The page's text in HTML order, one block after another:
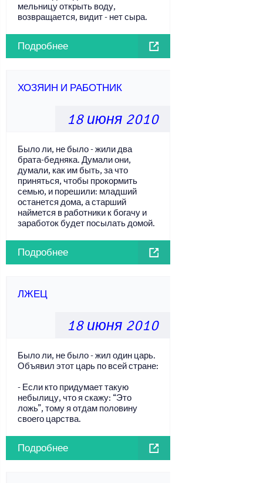
мельницу открыть воду,
возвращается, видит - нет сыра.
Подробнее
ХОЗЯИН И РАБОТНИК
18 июня 2010
Было ли, не было - жили два
брата-бедняка. Думали они,
думали, как им быть, за что
приняться, чтобы прокормить
семью, и порешили: младший
останется дома, а старший
наймется в работники к богачу и
заработок будет посылать домой.
Подробнее
ЛЖЕЦ
18 июня 2010
Было ли, не было - жил один царь.
Объявил этот царь по всей стране:
- Если кто придумает такую
небылицу, что я скажу: “Это
ложь”, тому я отдам половину
своего царства.
Подробнее